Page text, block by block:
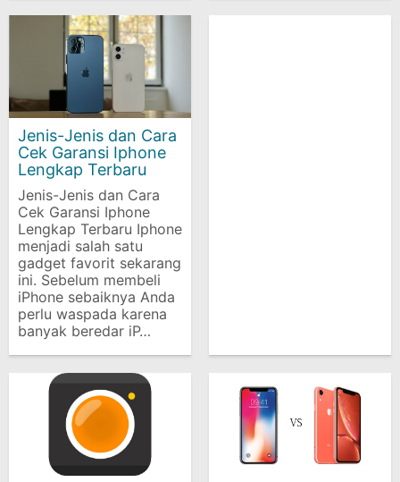
Jenis-Jenis dan Cara
Cek Garansi Iphone
Lengkap Terbaru
Jenis-Jenis dan Cara
Cek Garansi Iphone
Lengkap Terbaru Iphone
menjadi salah satu
gadget favorit sekarang
ini. Sebelum membeli
iPhone sebaiknya Anda
perlu waspada karena
banyak beredar iP…